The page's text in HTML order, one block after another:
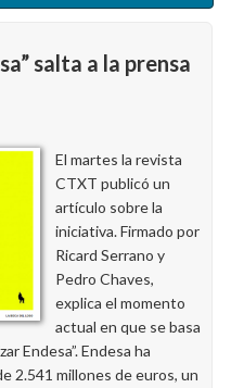
salta a la prensa
El martes la revista
CTXT publicó un
artículo sobre la
iniciativa. Firmado por
Ricard Serrano y
Pedro Chaves,
explica el momento
actual en que se basa
Endesa”. Endesa ha
2.541 millones de euros, un